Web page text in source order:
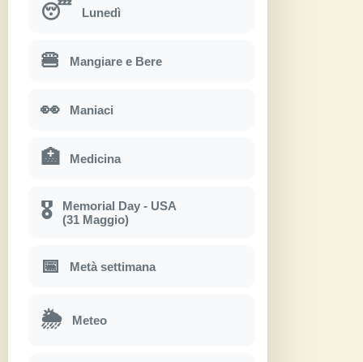
😴 Lunedì
🍔 Mangiare e Bere
👀 Maniaci
🏥 Medicina
🎖
Memorial Day - USA
(31 Maggio)
📅 Metà settimana
🌦 Meteo